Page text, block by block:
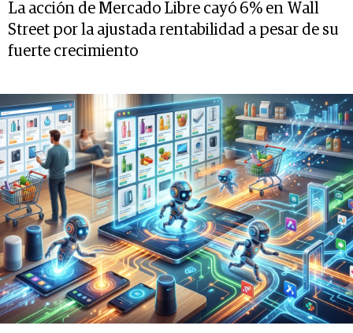
La acción de Mercado Libre cayó 6% en Wall
Street por la ajustada rentabilidad a pesar de su
fuerte crecimiento